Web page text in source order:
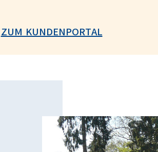
ZUM KUNDENPORTAL